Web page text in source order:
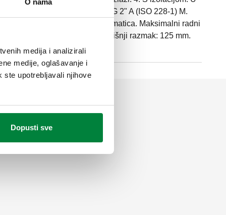
O nama
medija i analizirali
medije, oglašavanje i
ste upotrebljavali njihove
Dopusti sve
za montažu. Glavni priključak: G 2" A (ISO 228-1) M.
228-1) ŽN, 4 izlaza, holender matica. Maksimalni radni
medija: 5–110 °C. Glavni središnji razmak: 125 mm.
9 m³/h. Materijal: čelik.